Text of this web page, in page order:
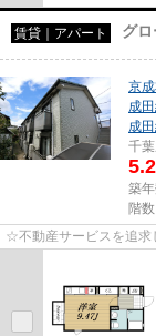
賃貸｜アパート グ
京
成
成
千
5.2
築
階
☆不動産サービスを追求